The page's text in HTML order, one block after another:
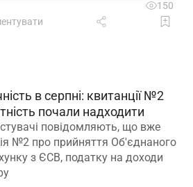
і призначення пенсії
150
в серпні: квитанції №2
почали надходити
повідомляють, що вже
№2 про прийняття Об'єднаного
з ЄСВ, податку на доходи